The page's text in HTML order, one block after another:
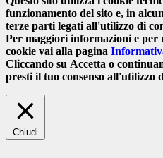
funzionamento del sito e, in
terze parti legati all'utilizzo di
Per maggiori informazioni e per
cookie vai alla pagina
Cliccando su Accetta o
presti il tuo consenso all'utilizzo
Chiudi